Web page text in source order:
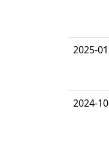
2025-01
2024-10